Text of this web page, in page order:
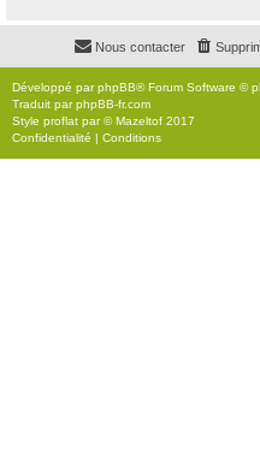
Nous contacter
Développé parphpBB® Forum Software ©
Traduit parphpBB-fr.com
Style proflat par ©Mazeltof 2017
Confidentialité | Conditions